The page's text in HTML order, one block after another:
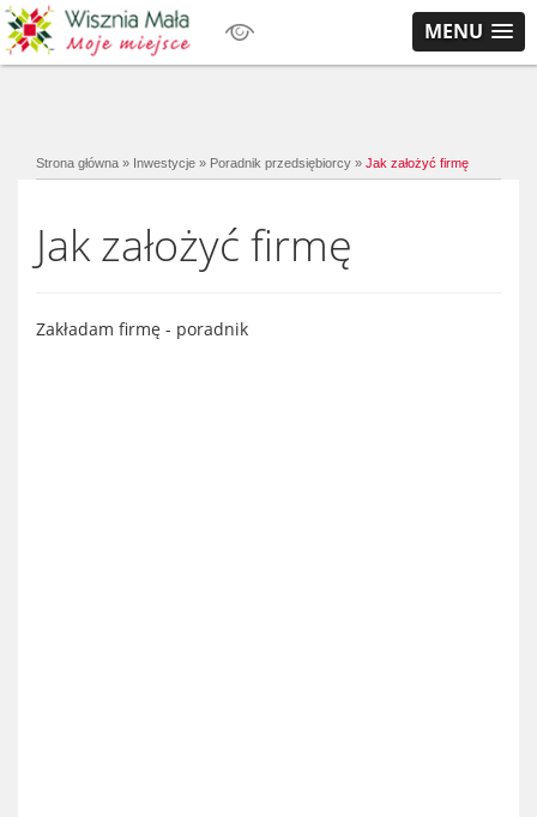
MENU
Strona główna » Inwestycje » Poradnik przedsiębiorcy » Jak założyć firmę
Jak założyć firmę
Zakładam firmę - poradnik